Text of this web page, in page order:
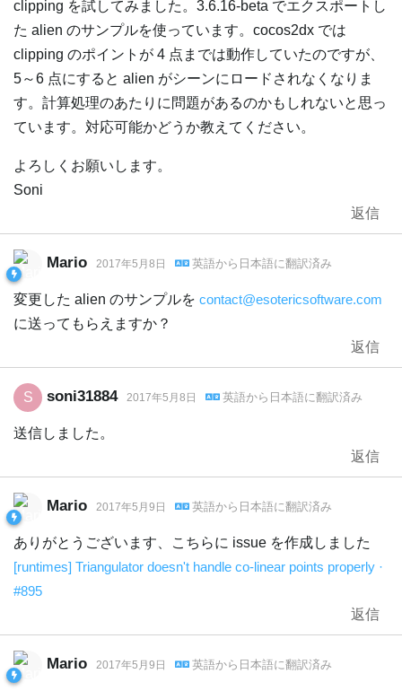
clipping を試してみました。3.6.16-beta でエクスポートし
た alien のサンプルを使っています。cocos2dx では
clipping のポイントが 4 点までは動作していたのですが、
5～6 点にすると alien がシーンにロードされなくなりま
す。計算処理のあたりに問題があるのかもしれないと思っ
ています。対応可能かどうか教えてください。
よろしくお願いします。
Soni
返信
Mario 2017年5月8日 英語から 日本語に翻訳済み
変更した alien のサンプルを contact@esotericsoftware.com
に送ってもらえますか？
返信
S soni31884 2017年5月8日 英語から 日本語に翻訳済み
送信しました。
返信
Mario 2017年5月9日 英語から 日本語に翻訳済み
ありがとうございます、こちらに issue を作成しました
[runtimes] Triangulator doesn't handle co-linear points properly ·
#895
返信
Mario 2017年5月9日 英語から 日本語に翻訳済み